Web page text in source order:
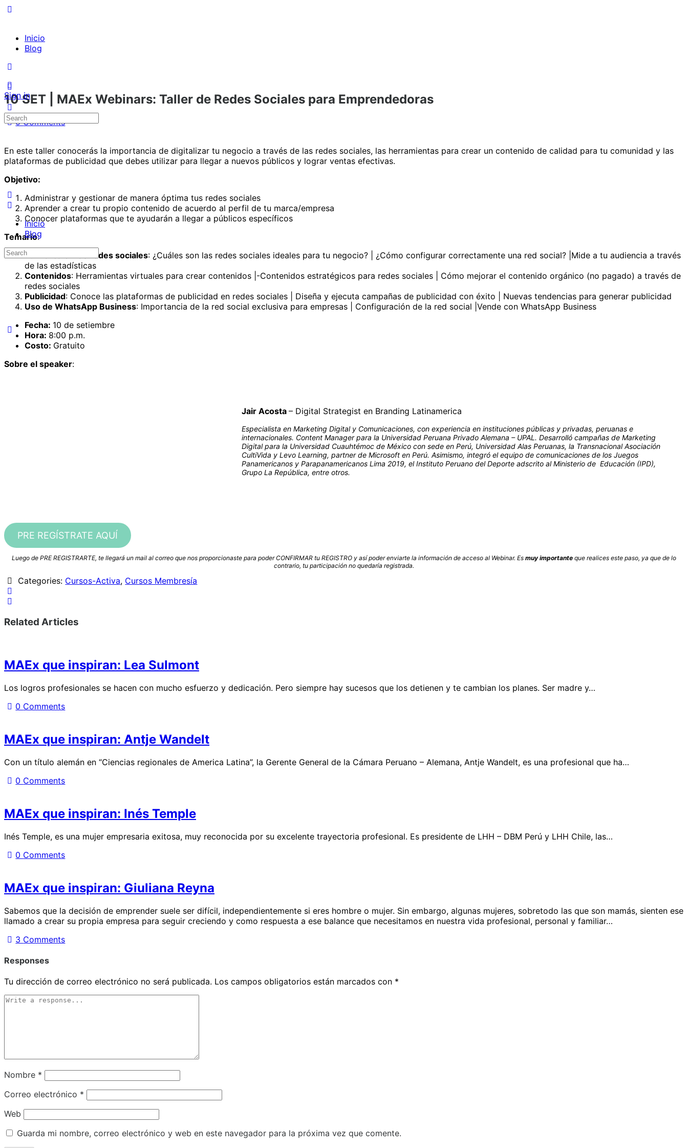
Inicio
Blog
Sign in
Search
for:
Inicio
Blog
Search
10 SET | MAEx Webinars: Taller de Redes Sociales para Emprendedoras
0Comments
En este taller conocerás la importancia de digitalizar tu negocio a través de las redes sociales, las herramientas para crear un contenido de calidad para tu comunidad y las
plataformas de publicidad que debes utilizar para llegar a nuevos públicos y lograr ventas efectivas.
Objetivo:
Administrar y gestionar de manera óptima tus redes sociales
Aprender a crear tu propio contenido de acuerdo al perfil de tu marca/empresa
Conocer plataformas que te ayudarán a llegar a públicos específicos
Temario:
Tu marca en las redes sociales: ¿Cuáles son las redes sociales ideales para tu negocio? | ¿Cómo configurar correctamente una red social? |Mide a tu audiencia a través
de las estadísticas
Contenidos: Herramientas virtuales para crear contenidos |-Contenidos estratégicos para redes sociales | Cómo mejorar el contenido orgánico (no pagado) a través de
redes sociales
Publicidad: Conoce las plataformas de publicidad en redes sociales | Diseña y ejecuta campañas de publicidad con éxito | Nuevas tendencias para generar publicidad
Uso de WhatsApp Business: Importancia de la red social exclusiva para empresas | Configuración de la red social |Vende con WhatsApp Business
Fecha: 10 de setiembre
Hora: 8:00 p.m.
Costo: Gratuito
Sobre el speaker:
Jair Acosta – Digital Strategist en Branding Latinamerica
Especialista en Marketing Digital y Comunicaciones, con experiencia en instituciones públicas y privadas, peruanas e
internacionales. Content Manager para la Universidad Peruana Privado Alemana – UPAL. Desarrolló campañas de Marketing
Digital para la Universidad Cuauhtémoc de México con sede en Perú, Universidad Alas Peruanas, la Transnacional Asociación
CultiVida y Levo Learning, partner de Microsoft en Perú. Asimismo, integró el equipo de comunicaciones de los Juegos
Panamericanos y Parapanamericanos Lima 2019, el Instituto Peruano del Deporte adscrito al Ministerio de Educación (IPD),
Grupo La República, entre otros.
PRE REGÍSTRATE AQUÍ
Luego de PRE REGISTRARTE, te llegará un mail al correo que nos proporcionaste para poder CONFIRMAR tu REGISTRO y así poder enviarte la información de acceso al Webinar. Es muy importante que realices este paso, ya que de lo
contrario, tu participación no quedaría registrada.
Categories: Cursos-Activa, Cursos Membresía
Related Articles
MAEx que inspiran: Lea Sulmont
Los logros profesionales se hacen con mucho esfuerzo y dedicación. Pero siempre hay sucesos que los detienen y te cambian los planes. Ser madre y…
0 Comments
MAEx que inspiran: Antje Wandelt
Con un título alemán en “Ciencias regionales de America Latina”, la Gerente General de la Cámara Peruano – Alemana, Antje Wandelt, es una profesional que ha…
0 Comments
MAEx que inspiran: Inés Temple
Inés Temple, es una mujer empresaria exitosa, muy reconocida por su excelente trayectoria profesional. Es presidente de LHH – DBM Perú y LHH Chile, las…
0 Comments
MAEx que inspiran: Giuliana Reyna
Sabemos que la decisión de emprender suele ser difícil, independientemente si eres hombre o mujer. Sin embargo, algunas mujeres, sobretodo las que son mamás, sienten ese
llamado a crear su propia empresa para seguir creciendo y como respuesta a ese balance que necesitamos en nuestra vida profesional, personal y familiar…
3 Comments
Responses
Tu dirección de correo electrónico no será publicada. Los campos obligatorios están marcados con *
Nombre *
Correo electrónico *
Web
Guarda mi nombre, correo electrónico y web en este navegador para la próxima vez que comente.